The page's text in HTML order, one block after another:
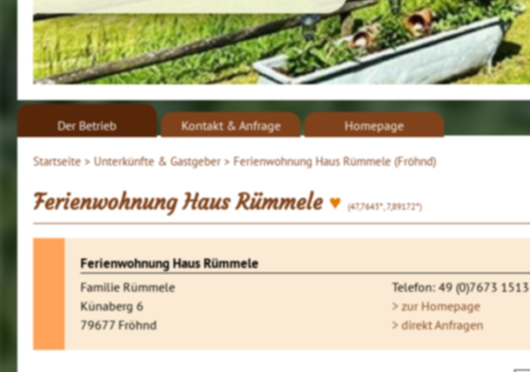
Startseite > Unterkünfte & Gastgeber > Ferienwohnung Haus Rümmele (Fröhnd)
Der Betrieb Kontakt & Anfrage Homepage
Ferienwohnung Haus Rümmele♥ (47,7643°, 7,89172°)
Ferienwohnung Haus Rümmele
Familie Rümmele
Künaberg 6
79677 Fröhnd
Telefon: 49 (0)7673 1513
> zur Homepage
> direkt Anfragen